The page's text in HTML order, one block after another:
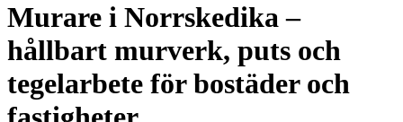
Murare i Norrskedika –
hållbart murverk, puts och
tegelarbete för bostäder och